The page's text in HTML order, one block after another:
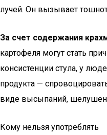
лучей. Он вызывает
За счет содержания
картофеля могут стать
консистенции стула, у
продукта —
виде высыпаний,
Кому нельзя употреблять